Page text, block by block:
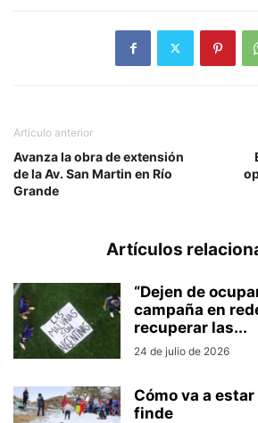
Artículo anterior
Avanza la obra de extensión
de la Av. San Martin en Río
Grande
Artículos
“Dejen de
campaña en
recuperar las...
24 de julio de 2026
Cómo va a
finde